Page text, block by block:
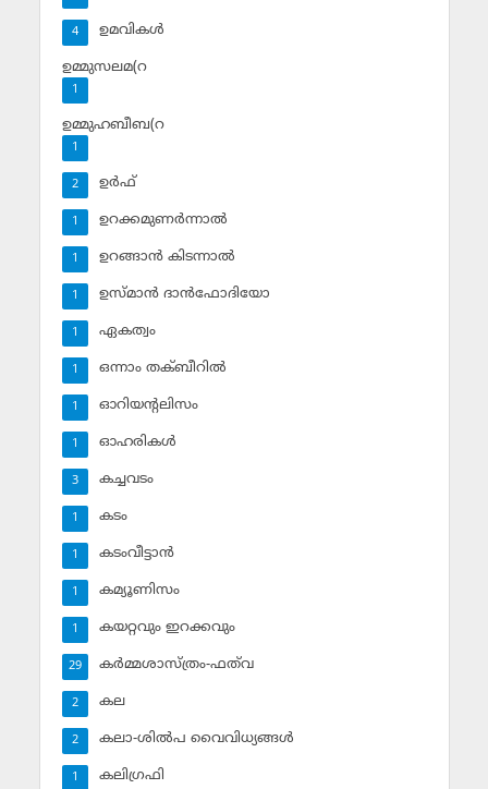
ഉമവികള്‍
4
ഉമ്മുസലമ(റ
1
ഉമ്മുഹബീബ(റ
1
ഉര്‍ഫ്
2
ഉറക്കമുണര്‍ന്നാല്‍
1
ഉറങ്ങാന്‍ കിടന്നാല്‍
1
ഉസ്മാന്‍ ദാന്‍ഫോദിയോ
1
ഏകത്വം
1
ഒന്നാം തക്ബീറില്‍
1
ഓറിയന്റലിസം
1
ഓഹരികള്‍
1
കച്ചവടം
3
കടം
1
കടംവീട്ടാന്‍
1
കമ്യൂണിസം
1
കയറ്റവും ഇറക്കവും
1
കര്‍മ്മശാസ്ത്രം-ഫത്‌വ
29
കല
2
കലാ-ശില്‍പ വൈവിധ്യങ്ങള്‍
2
കലിഗ്രഫി
1